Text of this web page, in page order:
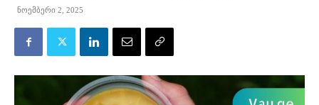
ნოემბერი 2, 2025